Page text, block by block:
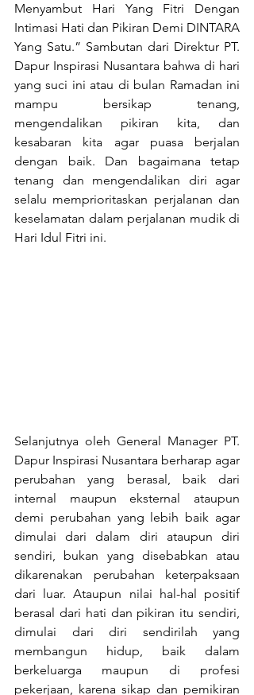
Menyambut Hari Yang Fitri Dengan
Intimasi Hati dan Pikiran Demi DINTARA
Yang Satu.” Sambutan dari Direktur PT.
Dapur Inspirasi Nusantara bahwa di hari
yang suci ini atau di bulan Ramadan ini
mampu bersikap tenang,
mengendalikan pikiran kita, dan
kesabaran kita agar puasa berjalan
dengan baik. Dan bagaimana tetap
tenang dan mengendalikan diri agar
selalu memprioritaskan perjalanan dan
keselamatan dalam perjalanan mudik di
Hari Idul Fitri ini.
Selanjutnya oleh General Manager PT.
Dapur Inspirasi Nusantara berharap agar
perubahan yang berasal, baik dari
internal maupun eksternal ataupun
demi perubahan yang lebih baik agar
dimulai dari dalam diri ataupun diri
sendiri, bukan yang disebabkan atau
dikarenakan perubahan keterpaksaan
dari luar. Ataupun nilai hal-hal positif
berasal dari hati dan pikiran itu sendiri,
dimulai dari diri sendirilah yang
membangun hidup, baik dalam
berkeluarga maupun di profesi
pekerjaan, karena sikap dan pemikiran